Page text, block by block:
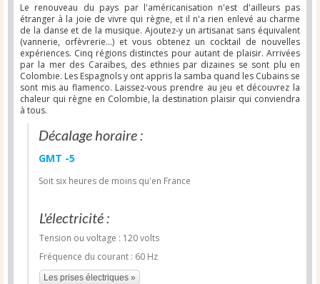
Le renouveau du pays par l'américanisation n'est d'ailleurs pas
étranger à la joie de vivre qui règne, et il n'a rien enlevé au charme
de la danse et de la musique. Ajoutez-y un artisanat sans équivalent
(vannerie, orfèvrerie...) et vous obtenez un cocktail de nouvelles
expériences. Cinq régions distinctes pour autant de plaisir. Arrivées
par la mer des Caraïbes, des ethnies par dizaines se sont plu en
Colombie. Les Espagnols y ont appris la samba quand les Cubains se
sont mis au flamenco. Laissez-vous prendre au jeu et découvrez la
chaleur qui règne en Colombie, la destination plaisir qui conviendra
à tous.
Décalage horaire :
GMT -5
Soit six heures de moins qu'en France
L'électricité :
Tension ou voltage : 120 volts
Fréquence du courant : 60 Hz
Les prises électriques »